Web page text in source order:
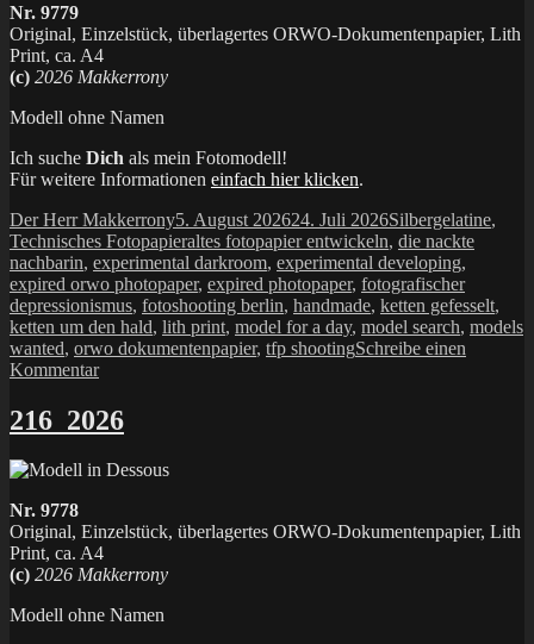
Nr. 9779
Original, Einzelstück, überlagertes ORWO-Dokumentenpapier, Lith
Print, ca. A4
(c) 2026 Makkerrony
Modell ohne Namen
Ich suche Dich als mein Fotomodell!
Für weitere Informationen einfach hier klicken.
Autor
Der Herr MakkerronyVeröffentlicht
am
5. August 202624. Juli 2026Kategorien
Silbergelatine,
Technisches FotopapierSchlagwörter
altes fotopapier entwickeln, die nackte
nachbarin, experimental darkroom, experimental developing,
expired orwo photopaper, expired photopaper, fotografischer
depressionismus, fotoshooting berlin, handmade, ketten gefesselt,
ketten um den hald, lith print, model for a day, model search, models
wanted, orwo dokumentenpapier, tfp shootingSchreibe einen
Kommentarzu
216_2026
Nr. 9778
Original, Einzelstück, überlagertes ORWO-Dokumentenpapier, Lith
Print, ca. A4
(c) 2026 Makkerrony
Modell ohne Namen